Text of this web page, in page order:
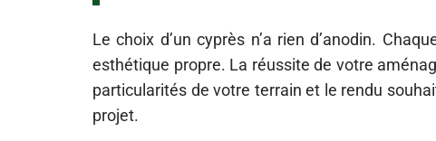
Le choix d’un cyprès n’a rien d’anodin.
esthétique propre. La réussite de votre
particularités de votre terrain et le rendu
projet.